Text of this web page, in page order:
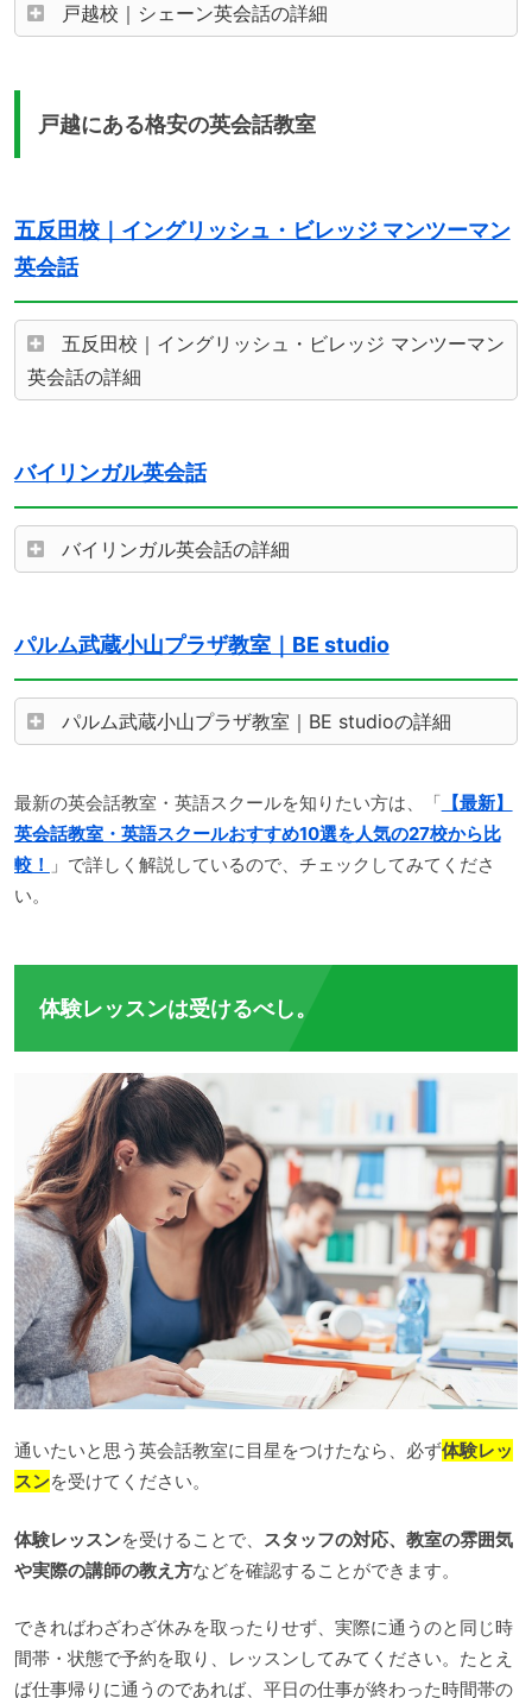
戸越校｜シェーン英会話の詳細
戸越にある格安の英会話教室
五反田校｜イングリッシュ・ビレッジ マンツーマン
英会話
五反田校｜イングリッシュ・ビレッジ マンツーマン
英会話の詳細
バイリンガル英会話
バイリンガル英会話の詳細
パルム武蔵小山プラザ教室｜BE studio
パルム武蔵小山プラザ教室｜BE studioの詳細
最新の英会話教室・英語スクールを知りたい方は、「 【最新】
英会話教室・英語スクールおすすめ10選を人気の27校から比
較！ 」で詳しく解説しているので、チェックしてみてくださ
い。
体験レッスンは受けるべし。
通いたいと思う英会話教室に目星をつけたなら、必ず体験レッ
スンを受けてください。
体験レッスンを受けることで、
スタッフの対応、教室の雰囲気
や実際の講師の教え方などを確認することができます。
できればわざわざ休みを取ったりせず、実際に通うのと同じ時
間帯・状態で予約を取り、レッスンしてみてください。たとえ
ば仕事帰りに通うのであれば、平日の仕事が終わった時間帯の